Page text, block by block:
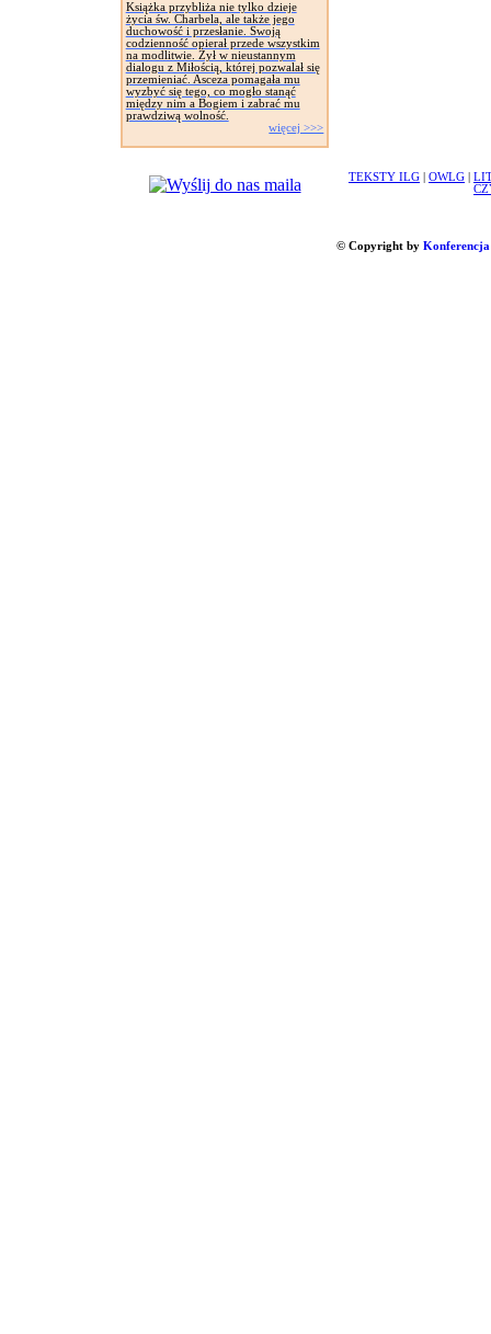
Książka przybliża nie tylko dzieje
życia św. Charbela, ale także jego
duchowość i przesłanie. Swoją
codzienność opierał przede wszystkim
na modlitwie. Żył w nieustannym
dialogu z Miłością, której pozwalał się
przemieniać. Asceza pomagała mu
wyzbyć się tego, co mogło stanąć
między nim a Bogiem i zabrać mu
prawdziwą wolność.
więcej >>>
TEKSTY ILG OWLG
© Copyright by Konferencja